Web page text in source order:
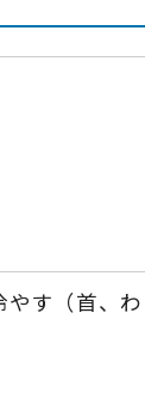
す（首、